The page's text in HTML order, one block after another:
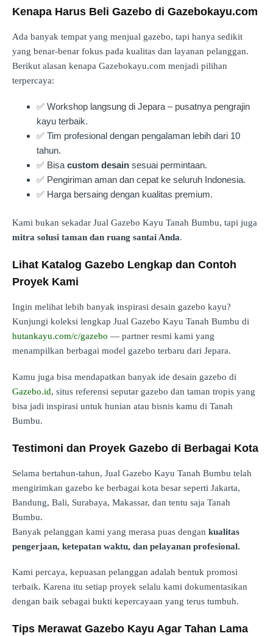
Kenapa Harus Beli Gazebo di Gazebokayu.com
Ada banyak tempat yang menjual gazebo, tapi hanya sedikit
yang benar-benar fokus pada kualitas dan layanan pelanggan.
Berikut alasan kenapa Gazebokayu.com menjadi pilihan
terpercaya:
✅ Workshop langsung di Jepara – pusatnya pengrajin
kayu terbaik.
✅ Tim profesional dengan pengalaman lebih dari 10
tahun.
✅ Bisa custom desain sesuai permintaan.
✅ Pengiriman aman dan cepat ke seluruh Indonesia.
✅ Harga bersaing dengan kualitas premium.
Kami bukan sekadar Jual Gazebo Kayu Tanah Bumbu, tapi juga
mitra solusi taman dan ruang santai Anda.
Lihat Katalog Gazebo Lengkap dan Contoh
Proyek Kami
Ingin melihat lebih banyak inspirasi desain gazebo kayu?
Kunjungi koleksi lengkap Jual Gazebo Kayu Tanah Bumbu di
hutankayu.com/c/gazebo — partner resmi kami yang
menampilkan berbagai model gazebo terbaru dari Jepara.
Kamu juga bisa mendapatkan banyak ide desain gazebo di
Gazebo.id, situs referensi seputar gazebo dan taman tropis yang
bisa jadi inspirasi untuk hunian atau bisnis kamu di Tanah
Bumbu.
Testimoni dan Proyek Gazebo di Berbagai Kota
Selama bertahun-tahun, Jual Gazebo Kayu Tanah Bumbu telah
mengirimkan gazebo ke berbagai kota besar seperti Jakarta,
Bandung, Bali, Surabaya, Makassar, dan tentu saja Tanah
Bumbu.
Banyak pelanggan kami yang merasa puas dengan kualitas
pengerjaan, ketepatan waktu, dan pelayanan profesional.
Kami percaya, kepuasan pelanggan adalah bentuk promosi
terbaik. Karena itu setiap proyek selalu kami dokumentasikan
dengan baik sebagai bukti kepercayaan yang terus tumbuh.
Tips Merawat Gazebo Kayu Agar Tahan Lama